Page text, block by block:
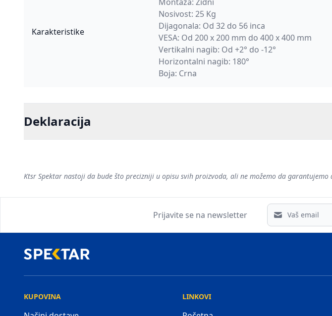
Karakteristike
Nosivost: 25 Kg
Dijagonala: Od 32 do 56 inca
VESA: Od 200 x 200 mm do 400 x 400 mm
Vertikalni nagib: Od +2° do -12°
Horizontalni nagib: 180°
Boja: Crna
Deklaracija
Ktsr Spektar nastoji da bude što precizniji u opisu svih proizvoda, ali ne možemo da
Prijavite se na newsletter
Email address
KUPOVINA LINKOVI